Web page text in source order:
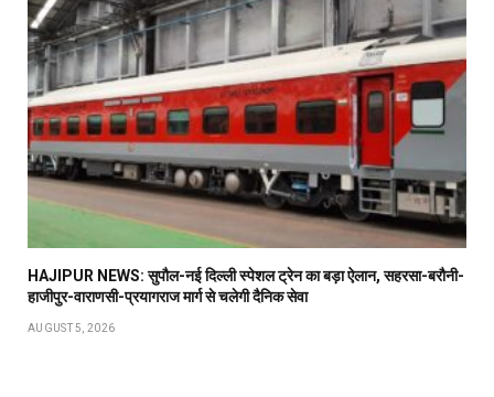
HAJIPUR NEWS: सुपौल-नई दिल्ली स्पेशल ट्रेन का बड़ा ऐलान, सहरसा-बरौनी-
हाजीपुर-वाराणसी-प्रयागराज मार्ग से चलेगी दैनिक सेवा
AUGUST 5, 2026